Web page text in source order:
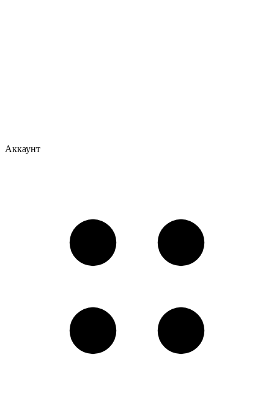
Аккаунт